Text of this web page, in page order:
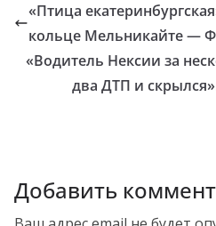
«Птица
кольце Мельникайте —
«Водитель Нексии за
два ДТП и
Добавить